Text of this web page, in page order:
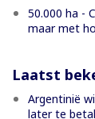
50.000 ha -
maar met
Laatst
Argentinië
later te